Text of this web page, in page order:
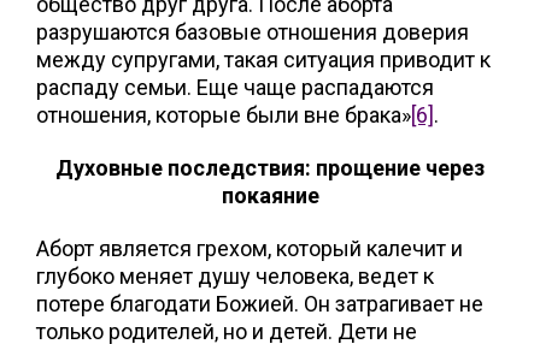
разрушаются базовые отношения доверия
между супругами, такая ситуация приводит к
распаду семьи. Еще чаще распадаются
отношения, которые были вне брака»[6].
Духовные последствия: прощение через
покаяние
Аборт является грехом, который калечит и
глубоко меняет душу человека, ведет к
потере благодати Божией. Он затрагивает не
только родителей, но и детей. Дети не